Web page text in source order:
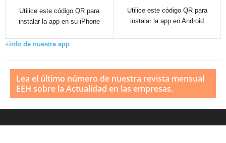
Utilice este código QR para
instalar la app en su iPhone
Utilice este código QR para
instalar la app en Android
+info de nuestra app
Lea el último número de nuestra revista mensual
EEH sobre la Actualidad en las empresas.